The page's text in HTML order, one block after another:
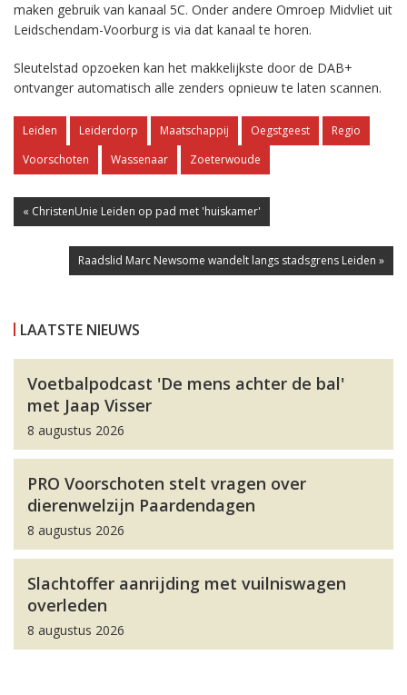
maken gebruik van kanaal 5C. Onder andere Omroep Midvliet uit
Leidschendam-Voorburg is via dat kanaal te horen.
Sleutelstad opzoeken kan het makkelijkste door de DAB+
ontvanger automatisch alle zenders opnieuw te laten scannen.
Leiden Leiderdorp Maatschappij Oegstgeest
Regio
Voorschoten
Wassenaar Zoeterwoude
« ChristenUnie Leiden op pad met 'huiskamer'
Raadslid Marc Newsome wandelt langs stadsgrens Leiden »
LAATSTE NIEUWS
Voetbalpodcast 'De mens achter de bal'
met Jaap Visser
8 augustus 2026
PRO Voorschoten stelt vragen over
dierenwelzijn Paardendagen
8 augustus 2026
Slachtoffer aanrijding met vuilniswagen
overleden
8 augustus 2026